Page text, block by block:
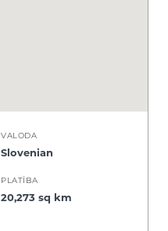
VALODA
Slovenian
PLATĪBA
20,273 sq km